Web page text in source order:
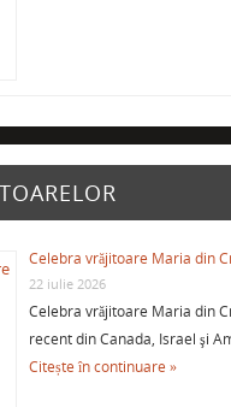
Celebra vrăjitoare Maria din
22 iulie 2026
Celebra vrăjitoare Maria din
recent din Canada, Israel şi
Citește în continuare »